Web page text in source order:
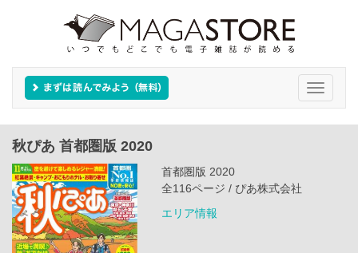
Toggle
秋ぴあ 首都圏版 2020
首都圏版 2020
全116ページ / ぴあ株式会社
エリア情報